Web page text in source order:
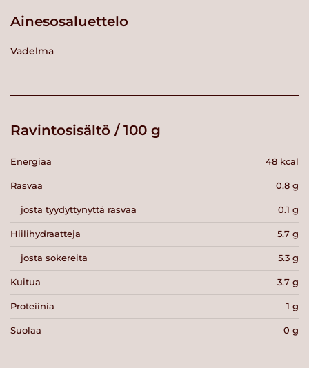
Ainesosaluettelo
Vadelma
Ravintosisältö / 100 g
Energiaa 48 kcal
Rasvaa 0.8 g
josta tyydyttynyttä rasvaa 0.1 g
Hiilihydraatteja 5.7 g
josta sokereita 5.3 g
Kuitua 3.7 g
Proteiinia 1 g
Suolaa 0 g